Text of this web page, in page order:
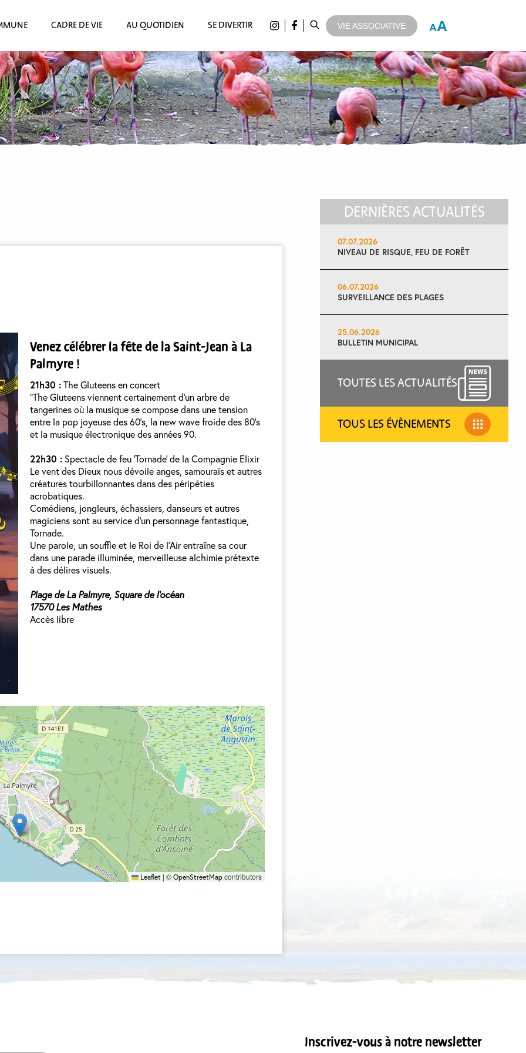
CADRE DE VIE AU QUOTIDIEN SE DIVERTIR VIE ASSOCIATIVE AA
Venez célébrer la fête de la Saint-Jean à La
Palmyre !
21h30 :The Gluteens en concert
“The Gluteens viennent certainement d’un arbre de
tangerines où la musique se compose dans une tension
entre la pop joyeuse des 60’s, la new wave froide des 80’s
et la musique électronique des années 90.
22h30 : Spectacle de feu ‘Tornade’ de la Compagnie Elixir
Le vent des Dieux nous dévoile anges, samouraïs et autres
créatures tourbillonnantes dans des péripéties
acrobatiques.
​Comédiens, jongleurs, échassiers, danseurs et autres
magiciens sont au service d’un personnage fantastique,
Tornade.
​Une parole, un souffle et le Roi de l’Air entraîne sa cour
dans une parade illuminée, merveilleuse alchimie prétexte
à des délires visuels.
Plage de La Palmyre, Square de l’océan
17570 Les Mathes
Accès libre
Leaflet | © OpenStreetMapcontributors
DERNIÈRES ACTUALITÉS
07.07.2026
NIVEAU DE RISQUE, FEU DE FORÊT
06.07.2026
SURVEILLANCE DES PLAGES
25.06.2026
BULLETIN MUNICIPAL
TOUTES LES ACTUALITÉS
TOUS LES ÉVÈNEMENTS
Inscrivez-vous à notre newsletter